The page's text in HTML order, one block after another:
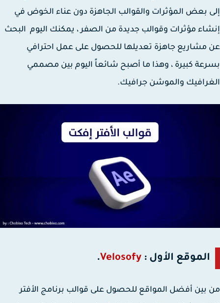
بعض المؤثرات والقوالب الجاهزة دون عناء الخوض في
مؤثرات وقوالب جديدة من الصفر ، يمكنك اليوم البحث
مشاريع جاهزة تعديلها للحصول على عمل احترافي
كبيرة ، وهذا ما أصبح شائعاً اليوم بين مصممي
والموشن جرافيك.
الموقع الأول :Velosofy
.
بين أفضل المواقع للحصول على قوالب برنامج الأفتر